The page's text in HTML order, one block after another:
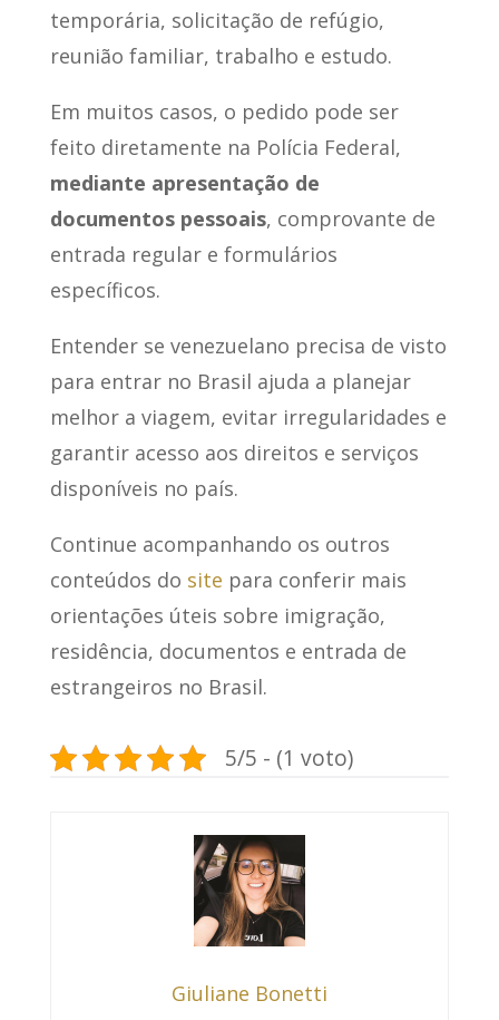
temporária, solicitação de refúgio,
reunião familiar, trabalho e estudo.
Em muitos casos, o pedido pode ser
feito diretamente na Polícia Federal,
mediante apresentação de
documentos pessoais, comprovante de
entrada regular e formulários
específicos.
Entender se venezuelano precisa de visto
para entrar no Brasil ajuda a planejar
melhor a viagem, evitar irregularidades e
garantir acesso aos direitos e serviços
disponíveis no país.
Continue acompanhando os outros
conteúdos do site para conferir mais
orientações úteis sobre imigração,
residência, documentos e entrada de
estrangeiros no Brasil.
5/5 - (1 voto)
Giuliane Bonetti